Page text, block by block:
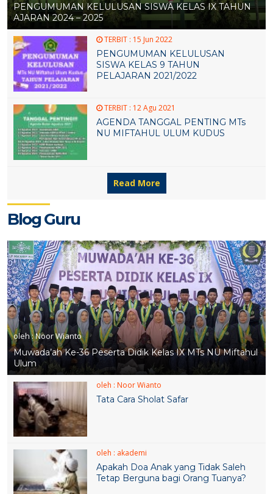
PENGUMUMAN KELULUSAN SISWA KELAS IX TAHUN
AJARAN 2024 – 2025
TERBIT : 15 Jun 2022
PENGUMUMAN KELULUSAN
SISWA KELAS 9 TAHUN
PELAJARAN 2021/2022
TERBIT : 12 Agu 2021
AGENDA TANGGAL PENTING MTs
NU MIFTAHUL ULUM KUDUS
Read More
Blog Guru
oleh : Noor Wianto
Muwada’ah Ke-36 Peserta Didik Kelas IX MTs NU Miftahul
Ulum
oleh : Noor Wianto
Tata Cara Sholat Safar
oleh : akademi
Apakah Doa Anak yang Tidak Saleh
Tetap Berguna bagi Orang Tuanya?
16 JUN 2025 16 JUN 2025
15 MEI 2025 15 MEI 2025
15 MEI 2025
1 JUN 2018